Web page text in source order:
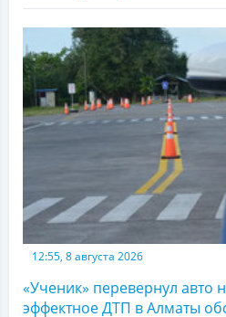
12:55, 8 августа 2026
«Ученик» перевернул авто
эффектное ДТП в Алматы